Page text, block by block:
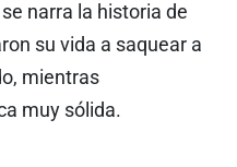
narra la historia de
su vida a saquear a
mientras
muy sólida.